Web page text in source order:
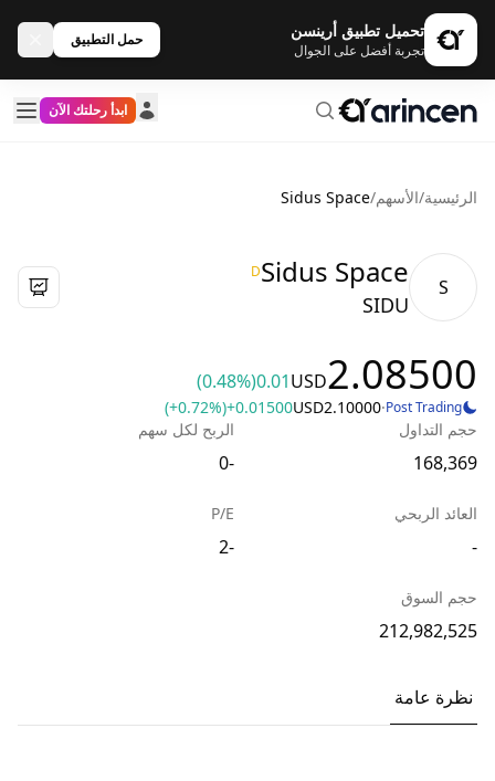
تحميل تطبيق أرينسن
تجربة أفضل على الجوال
حمل التطبيق
ابدأ رحلتك الآن
الرئيسية/الأسهم/
Sidus Space
S
Sidus Space
D
SIDU
2.08500
USD
0.01
(0.48%)
Post Trading
·
2.10000
USD
+0.01500
(+0.72%)
حجم التداول
168,369
الربح لكل سهم
-0
العائد الربحي
-
P/E
-2
حجم السوق
212,982,525
نظرة عامة